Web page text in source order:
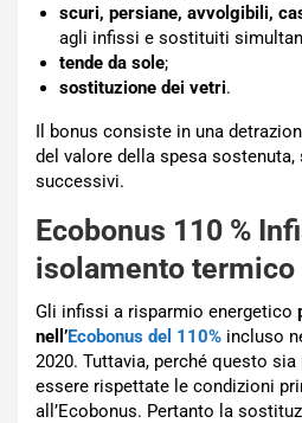
scuri, persiane, avvolgibili,
agli infissi e sostituiti
tende da sole;
sostituzione dei vetri.
Il bonus consiste in una
del valore della spesa sostenuta,
successivi.
Ecobonus 110 %
isolamento termico
Gli infissi a risparmio energetico
nell’Ecobonus del 110% incluso
2020. Tuttavia, perché questo
essere rispettate le condizioni
all’Ecobonus. Pertanto la